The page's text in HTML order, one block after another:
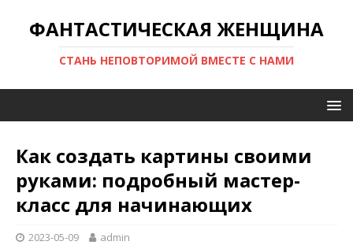
ФАНТАСТИЧЕСКАЯ ЖЕНЩИНА
СТАНЬ НЕПОВТОРИМОЙ ВМЕСТЕ С НАМИ
Как создать картины своими
руками: подробный мастер-
класс для начинающих
2023-05-09 admin